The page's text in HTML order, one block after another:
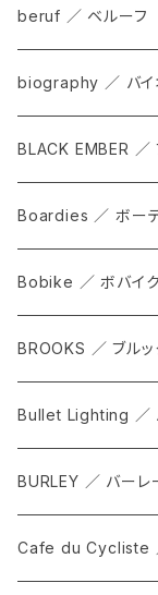
beruf ／ ベルーフ
bag
cap
grove
biography ／ バイ
BLACK EMBER ／
ALL
FORGE
WPT TOTE
CITADEL
WPRT
DEX
Boardies ／ ボー
Bobike ／ ボバイク
BROOKS ／ ブルッ
ALL
サドル
カンビウム
Bullet Lighting ／
BURLEY ／ バーレ
Cafe du Cycliste